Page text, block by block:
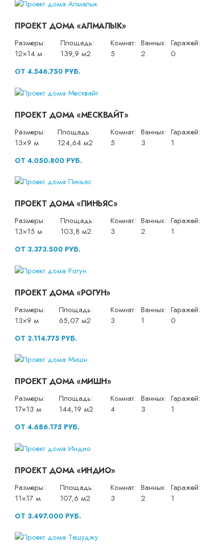
ПРОЕКТ ДОМА «АЛМАЛЫК»
Размеры:
12×14 м
Площадь:
139,9 м2
Комнат:
5
Ванных:
2
Гаражей:
0
ОТ 4.546.750 РУБ.
ПРОЕКТ ДОМА «МЕСКВАЙТ»
Размеры:
13×9 м
Площадь:
124,64 м2
Комнат:
5
Ванных:
3
Гаражей:
1
ОТ 4.050.800 РУБ.
ПРОЕКТ ДОМА «ПИНЬЯС»
Размеры:
13×15 м
Площадь:
103,8 м2
Комнат:
3
Ванных:
2
Гаражей:
1
ОТ 3.373.500 РУБ.
ПРОЕКТ ДОМА «РОГУН»
Размеры:
13×9 м
Площадь:
65,07 м2
Комнат:
3
Ванных:
1
Гаражей:
0
ОТ 2.114.775 РУБ.
ПРОЕКТ ДОМА «МИШН»
Размеры:
17×13 м
Площадь:
144,19 м2
Комнат:
4
Ванных:
3
Гаражей:
1
ОТ 4.686.175 РУБ.
ПРОЕКТ ДОМА «ИНДИО»
Размеры:
11×17 м
Площадь:
107,6 м2
Комнат:
3
Ванных:
2
Гаражей:
1
ОТ 3.497.000 РУБ.